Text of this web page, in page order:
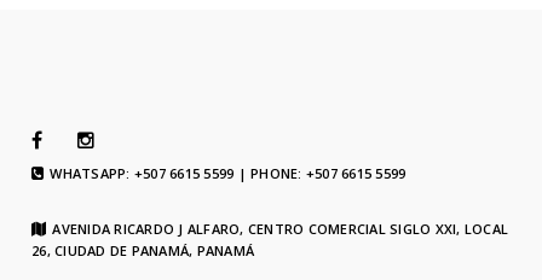
WHATSAPP: +507 6615 5599 | PHONE: +507 6615 5599
AVENIDA RICARDO J ALFARO, CENTRO COMERCIAL SIGLO XXI, LOCAL
26, CIUDAD DE PANAMÁ, PANAMÁ